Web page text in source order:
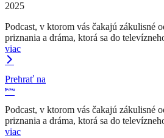
2025
Podcast, v ktorom vás čakajú zákulisné
priznania a dráma, ktorá sa do
viac
Prehrať na
Podcast, v ktorom vás čakajú zákulisné
priznania a dráma, ktorá sa do
viac